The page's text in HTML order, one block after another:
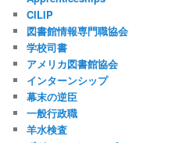
CILIP
図書館情報専門職協会
学校司書
アメリカ図書館協会
インターンシップ
幕末の逆臣
一般行政職
羊水検査